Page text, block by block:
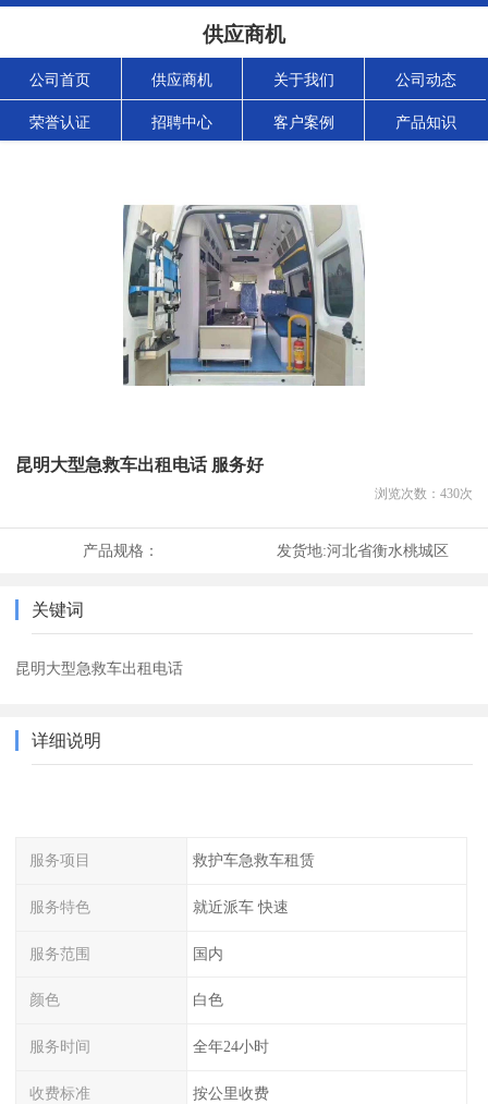
供应商机
公司首页 供应商机 关于我们 公司动态
荣誉认证 招聘中心 客户案例 产品知识
昆明大型急救车出租电话 服务好
浏览次数： 430次
产品规格： 发货地:河北省衡水桃城区
关键词
昆明大型急救车出租电话
详细说明
服务项目 救护车急救车租赁
服务特色 就近派车 快速
服务范围 国内
颜色 白色
服务时间 全年24小时
收费标准 按公里收费